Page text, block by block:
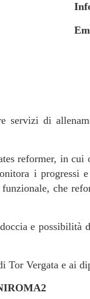
servizi di
reformer, in
i
che
e possibilità
Tor Vergata e ai